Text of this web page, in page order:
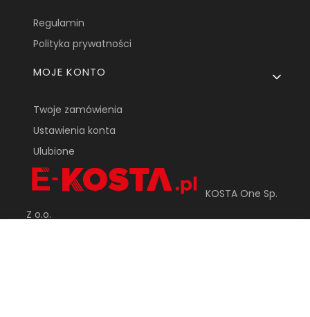
Regulamin
Polityka prywatności
MOJE KONTO
Twoje zamówienia
Ustawienia konta
Ulubione
KOSTA One Sp.
Z o.o.